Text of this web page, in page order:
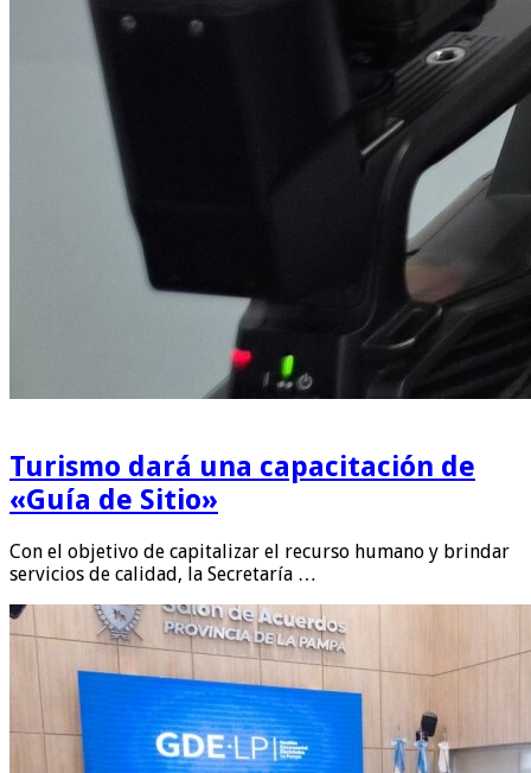
Turismo dará una capacitación de
«Guía de Sitio»
Con el objetivo de capitalizar el recurso humano y brindar
servicios de calidad, la Secretaría …